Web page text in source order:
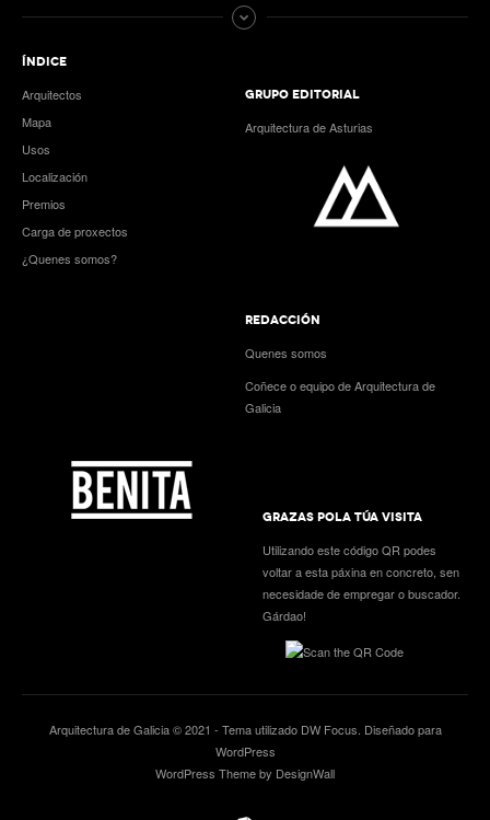
ÍNDICE
Arquitectos
Mapa
Usos
Localización
Premios
Carga de proxectos
¿Quenes somos?
GRUPO EDITORIAL
Arquitectura de Asturias
REDACCIÓN
Quenes somos
Coñece o equipo de Arquitectura de
Galicia
GRAZAS POLA TÚA VISITA
Utilizando este código QR podes
voltar a esta páxina en concreto, sen
necesidade de empregar o buscador.
Gárdao!
Arquitectura de Galicia © 2021 - Tema utilizado DW Focus . Diseñado para
WordPress
WordPress Theme by DesignWall